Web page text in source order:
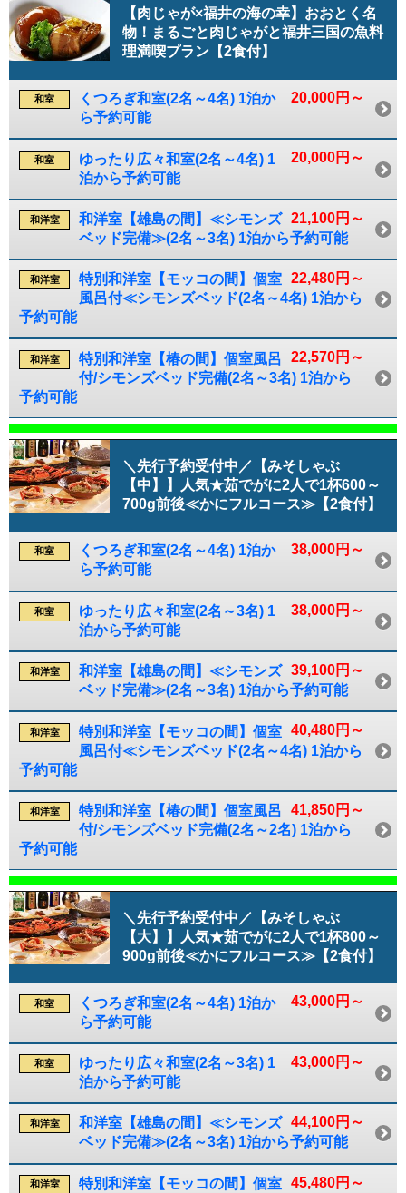
【肉じゃが×福井の海の幸】おおとく名
物！まるごと肉じゃがと福井三国の魚料
理満喫プラン【2食付】
20,000円～
和室
くつろぎ和室(2名～4名) 1泊か
ら予約可能
20,000円～
和室
ゆったり広々和室(2名～4名) 1
泊から予約可能
21,100円～
和洋室
和洋室【雄島の間】≪シモンズ
ベッド完備≫(2名～3名) 1泊から予約可能
22,480円～
和洋室
特別和洋室【モッコの間】個室
風呂付≪シモンズベッド(2名～4名) 1泊から
予約可能
22,570円～
和洋室
特別和洋室【椿の間】個室風呂
付/シモンズベッド完備(2名～3名) 1泊から
予約可能
＼先行予約受付中／【みそしゃぶ
【中】】人気★茹でがに2人で1杯600～
700g前後≪かにフルコース≫【2食付】
38,000円～
和室
くつろぎ和室(2名～4名) 1泊か
ら予約可能
38,000円～
和室
ゆったり広々和室(2名～3名) 1
泊から予約可能
39,100円～
和洋室
和洋室【雄島の間】≪シモンズ
ベッド完備≫(2名～3名) 1泊から予約可能
40,480円～
和洋室
特別和洋室【モッコの間】個室
風呂付≪シモンズベッド(2名～4名) 1泊から
予約可能
41,850円～
和洋室
特別和洋室【椿の間】個室風呂
付/シモンズベッド完備(2名～2名) 1泊から
予約可能
＼先行予約受付中／【みそしゃぶ
【大】】人気★茹でがに2人で1杯800～
900g前後≪かにフルコース≫【2食付】
43,000円～
和室
くつろぎ和室(2名～4名) 1泊か
ら予約可能
43,000円～
和室
ゆったり広々和室(2名～3名) 1
泊から予約可能
44,100円～
和洋室
和洋室【雄島の間】≪シモンズ
ベッド完備≫(2名～3名) 1泊から予約可能
45,480円～
和洋室
特別和洋室【モッコの間】個室